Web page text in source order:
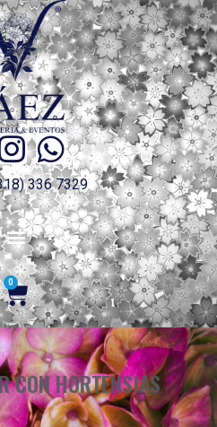
336 7329
0
CON HORTENSIAS